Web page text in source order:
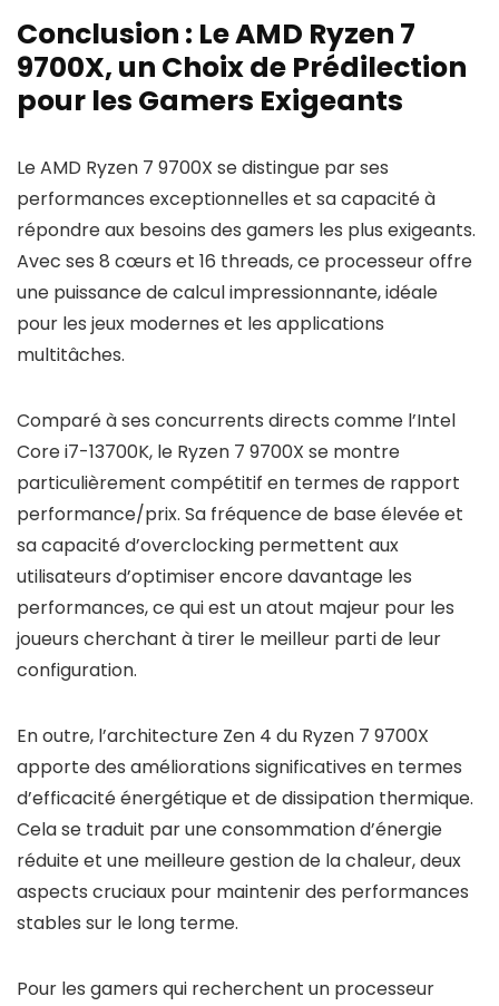
Conclusion : Le AMD Ryzen 7
9700X, un Choix de Prédilection
pour les Gamers Exigeants
Le AMD Ryzen 7 9700X se distingue par ses
performances exceptionnelles et sa capacité à
répondre aux besoins des gamers les plus exigeants.
Avec ses 8 cœurs et 16 threads, ce processeur offre
une puissance de calcul impressionnante, idéale
pour les jeux modernes et les applications
multitâches.
Comparé à ses concurrents directs comme l’Intel
Core i7-13700K, le Ryzen 7 9700X se montre
particulièrement compétitif en termes de rapport
performance/prix. Sa fréquence de base élevée et
sa capacité d’overclocking permettent aux
utilisateurs d’optimiser encore davantage les
performances, ce qui est un atout majeur pour les
joueurs cherchant à tirer le meilleur parti de leur
configuration.
En outre, l’architecture Zen 4 du Ryzen 7 9700X
apporte des améliorations significatives en termes
d’efficacité énergétique et de dissipation thermique.
Cela se traduit par une consommation d’énergie
réduite et une meilleure gestion de la chaleur, deux
aspects cruciaux pour maintenir des performances
stables sur le long terme.
Pour les gamers qui recherchent un processeur